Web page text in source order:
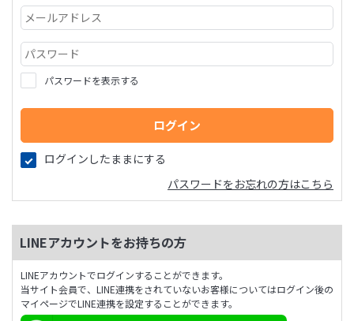
パスワードを表示する
ログインしたままにする
パスワードをお忘れの方はこちら
LINEアカウントをお持ちの方
LINEアカウントでログインすることができます。
当サイト会員で、LINE連携をされていないお客様についてはログイン後の
マイページでLINE連携を設定することができます。